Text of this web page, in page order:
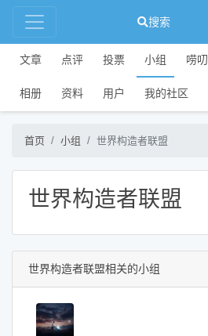
搜索
文章 点评 投票 小组 唠叨
相册 资料 用户 我的社区
首页 小组 世界构造者联盟
世界构造者联盟
世界构造者联盟相关的小组